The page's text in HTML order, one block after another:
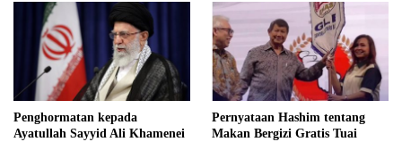
Independensi Badan Gizi
Nasional
Penghormatan kepada
Ayatullah Sayyid Ali Khamenei
Pernyataan Hashim tentang
Makan Bergizi Gratis Tuai